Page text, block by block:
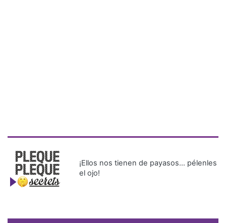
el ojo!
Más Recientes